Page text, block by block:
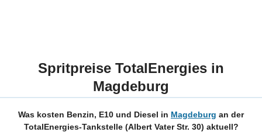
Spritpreise TotalEnergies in
Magdeburg
Was kosten Benzin, E10 und Diesel in Magdeburg an der
TotalEnergies-Tankstelle (Albert Vater Str. 30) aktuell?